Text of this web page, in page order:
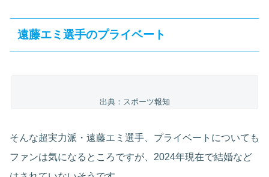
遠藤エミ選手のプライベート
出典：スポーツ報知
そんな超実力派・遠藤エミ選手、プライベートについても
ファンは気になるところですが、2024年現在で結婚など